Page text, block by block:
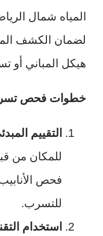
المياه شمال
لضمان الكشف
هيكل المباني
خطوات فحص
التقييم
للمكان من
فحص
للتسرب.
استخدام